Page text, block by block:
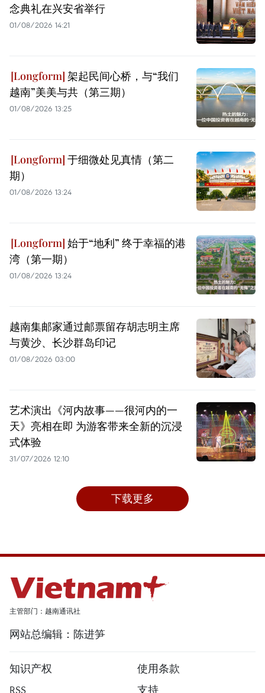
念典礼在兴安省举行
01/08/2026 14:21
架起民间心桥，与“我们
越南”美美与共（第三期）
01/08/2026 13:25
于细微处见真情（第二
期）
01/08/2026 13:24
始于“地利” 终于幸福的港
湾（第一期）
01/08/2026 13:24
越南集邮家通过邮票留存胡志明主席
与黄沙、长沙群岛印记
01/08/2026 03:00
艺术演出《河内故事——很河内的一
天》亮相在即 为游客带来全新的沉浸
式体验
31/07/2026 12:10
下载更多
主管部门：越南通讯社
网站总编辑：陈进笋
知识产权
使用条款
RSS
支持